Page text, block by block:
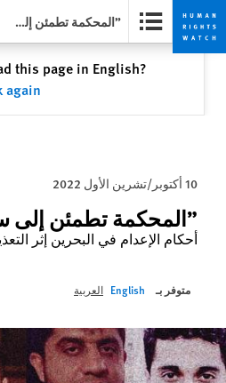
Skip
privacy
Skip
content
”المحكمة تطمئن إلى سلامة الاعتراف“
this page in English?
again
10 أكتوبر/تشرين الأول 2022
”المحكمة تطمئن إلى
أحكام الإعدام في البحرين إثر
متوفر بـ English العربية